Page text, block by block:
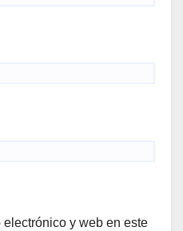
y web en este